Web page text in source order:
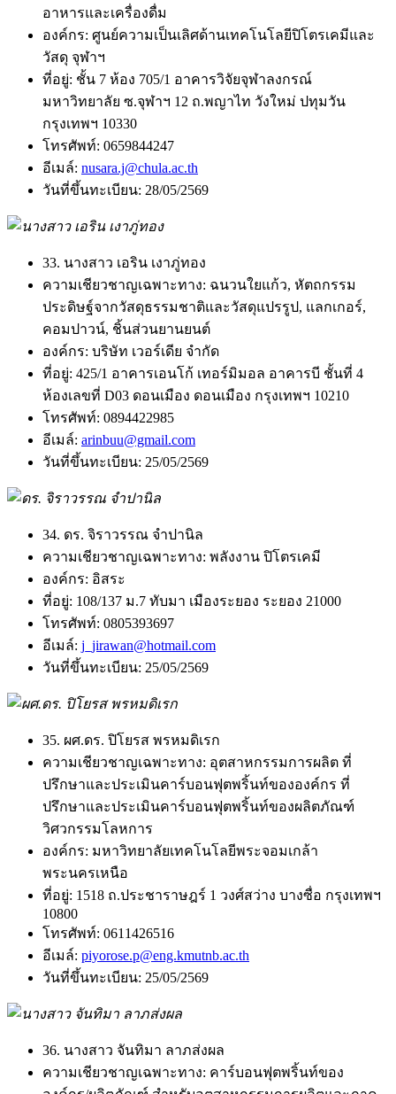
อาหารและเครื่องดื่ม
องค์กร: ศูนย์ความเป็นเลิศด้านเทคโนโลยีปิโตรเคมีและ
วัสดุ จุฬาฯ
ที่อยู่: ชั้น 7 ห้อง 705/1 อาคารวิจัยจุฬาลงกรณ์
มหาวิทยาลัย ซ.จุฬาฯ 12 ถ.พญาไท วังใหม่ ปทุมวัน
กรุงเทพฯ 10330
โทรศัพท์: 0659844247
อีเมล์: nusara.j@chula.ac.th
วันที่ขึ้นทะเบียน: 28/05/2569
33. นางสาว เอริน เงาภู่ทอง
ความเชียวชาญเฉพาะทาง: ฉนวนใยแก้ว, หัตถกรรม
ประดิษฐ์จากวัสดุธรรมชาติและวัสดุแปรรูป, แลกเกอร์,
คอมปาวน์, ชิ้นส่วนยานยนต์
องค์กร: บริษัท เวอร์เดีย จำกัด
ที่อยู่: 425/1 อาคารเอนโก้ เทอร์มิมอล อาคารบี ชั้นที่ 4
ห้องเลขที่ D03 ดอนเมือง ดอนเมือง กรุงเทพฯ 10210
โทรศัพท์: 0894422985
อีเมล์: arinbuu@gmail.com
วันที่ขึ้นทะเบียน: 25/05/2569
34. ดร. จิราวรรณ จำปานิล
ความเชียวชาญเฉพาะทาง: พลังงาน ปิโตรเคมี
องค์กร: อิสระ
ที่อยู่: 108/137 ม.7 ทับมา เมืองระยอง ระยอง 21000
โทรศัพท์: 0805393697
อีเมล์: j_jirawan@hotmail.com
วันที่ขึ้นทะเบียน: 25/05/2569
35. ผศ.ดร. ปิโยรส พรหมดิเรก
ความเชียวชาญเฉพาะทาง: อุตสาหกรรมการผลิต ที่
ปรึกษาและประเมินคาร์บอนฟุตพริ้นท์ขององค์กร ที่
ปรึกษาและประเมินคาร์บอนฟุตพริ้นท์ของผลิตภัณฑ์
วิศวกรรมโลหการ
องค์กร: มหาวิทยาลัยเทคโนโลยีพระจอมเกล้า
พระนครเหนือ
ที่อยู่: 1518 ถ.ประชาราษฎร์ 1 วงศ์สว่าง บางซื่อ กรุงเทพฯ
10800
โทรศัพท์: 0611426516
อีเมล์: piyorose.p@eng.kmutnb.ac.th
วันที่ขึ้นทะเบียน: 25/05/2569
36. นางสาว จันทิมา ลาภส่งผล
ความเชียวชาญเฉพาะทาง: คาร์บอนฟุตพริ้นท์ของ